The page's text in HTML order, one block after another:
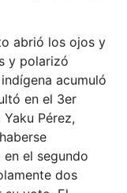
abrió los ojos y
y polarizó
acumuló
en el 3er
Pérez,
el segundo
dos